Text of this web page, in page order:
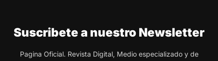
Suscribete a nuestro Newsletter
Pagina Oficial. Revista Digital, Medio especializado y de